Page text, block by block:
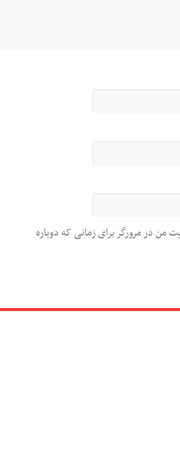
من در مرورگر برای زمانی که دوباره